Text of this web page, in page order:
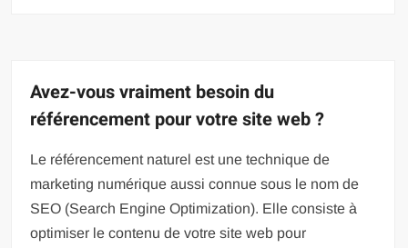
Avez-vous vraiment besoin du
référencement pour votre site web ?
Le référencement naturel est une technique de
marketing numérique aussi connue sous le nom de
SEO (Search Engine Optimization). Elle consiste à
optimiser le contenu de votre site web pour